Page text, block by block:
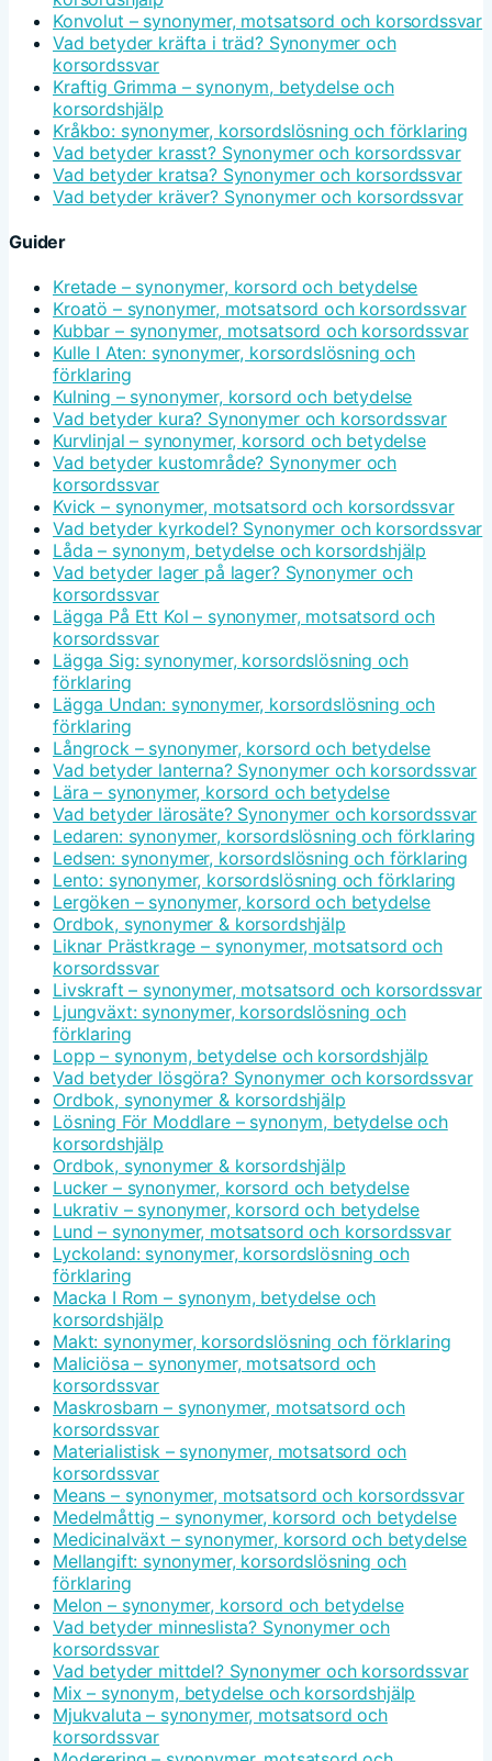
Konvolut – synonymer, motsatsord och korsordssvar
Vad betyder kräfta i träd? Synonymer och
korsordssvar
Kraftig Grimma – synonym, betydelse och
korsordshjälp
Kråkbo: synonymer, korsordslösning och förklaring
Vad betyder krasst? Synonymer och korsordssvar
Vad betyder kratsa? Synonymer och korsordssvar
Vad betyder kräver? Synonymer och korsordssvar
Guider
Kretade – synonymer, korsord och betydelse
Kroatö – synonymer, motsatsord och korsordssvar
Kubbar – synonymer, motsatsord och korsordssvar
Kulle I Aten: synonymer, korsordslösning och
förklaring
Kulning – synonymer, korsord och betydelse
Vad betyder kura? Synonymer och korsordssvar
Kurvlinjal – synonymer, korsord och betydelse
Vad betyder kustområde? Synonymer och
korsordssvar
Kvick – synonymer, motsatsord och korsordssvar
Vad betyder kyrkodel? Synonymer och korsordssvar
Låda – synonym, betydelse och korsordshjälp
Vad betyder lager på lager? Synonymer och
korsordssvar
Lägga På Ett Kol – synonymer, motsatsord och
korsordssvar
Lägga Sig: synonymer, korsordslösning och
förklaring
Lägga Undan: synonymer, korsordslösning och
förklaring
Långrock – synonymer, korsord och betydelse
Vad betyder lanterna? Synonymer och korsordssvar
Lära – synonymer, korsord och betydelse
Vad betyder lärosäte? Synonymer och korsordssvar
Ledaren: synonymer, korsordslösning och förklaring
Ledsen: synonymer, korsordslösning och förklaring
Lento: synonymer, korsordslösning och förklaring
Lergöken – synonymer, korsord och betydelse
Ordbok, synonymer & korsordshjälp
Liknar Prästkrage – synonymer, motsatsord och
korsordssvar
Livskraft – synonymer, motsatsord och korsordssvar
Ljungväxt: synonymer, korsordslösning och
förklaring
Lopp – synonym, betydelse och korsordshjälp
Vad betyder lösgöra? Synonymer och korsordssvar
Ordbok, synonymer & korsordshjälp
Lösning För Moddlare – synonym, betydelse och
korsordshjälp
Ordbok, synonymer & korsordshjälp
Lucker – synonymer, korsord och betydelse
Lukrativ – synonymer, korsord och betydelse
Lund – synonymer, motsatsord och korsordssvar
Lyckoland: synonymer, korsordslösning och
förklaring
Macka I Rom – synonym, betydelse och
korsordshjälp
Makt: synonymer, korsordslösning och förklaring
Maliciösa – synonymer, motsatsord och
korsordssvar
Maskrosbarn – synonymer, motsatsord och
korsordssvar
Materialistisk – synonymer, motsatsord och
korsordssvar
Means – synonymer, motsatsord och korsordssvar
Medelmåttig – synonymer, korsord och betydelse
Medicinalväxt – synonymer, korsord och betydelse
Mellangift: synonymer, korsordslösning och
förklaring
Melon – synonymer, korsord och betydelse
Vad betyder minneslista? Synonymer och
korsordssvar
Vad betyder mittdel? Synonymer och korsordssvar
Mix – synonym, betydelse och korsordshjälp
Mjukvaluta – synonymer, motsatsord och
korsordssvar